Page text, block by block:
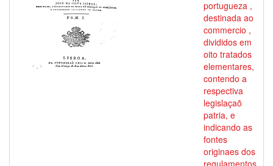
portugueza ,
destinada ao
commercio ,
divididos em
oito tratados
elementares,
contendo a
respectiva
legislaçaõ
patria, e
indicando as
fontes
originaes dos
regulamentos